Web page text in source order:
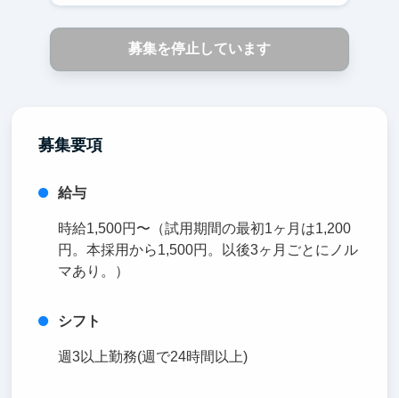
募集を停止しています
募集要項
給与
時給1,500円〜（試用期間の最初1ヶ月は1,200
円。本採用から1,500円。以後3ヶ月ごとにノル
マあり。）
シフト
週3以上勤務(週で24時間以上)